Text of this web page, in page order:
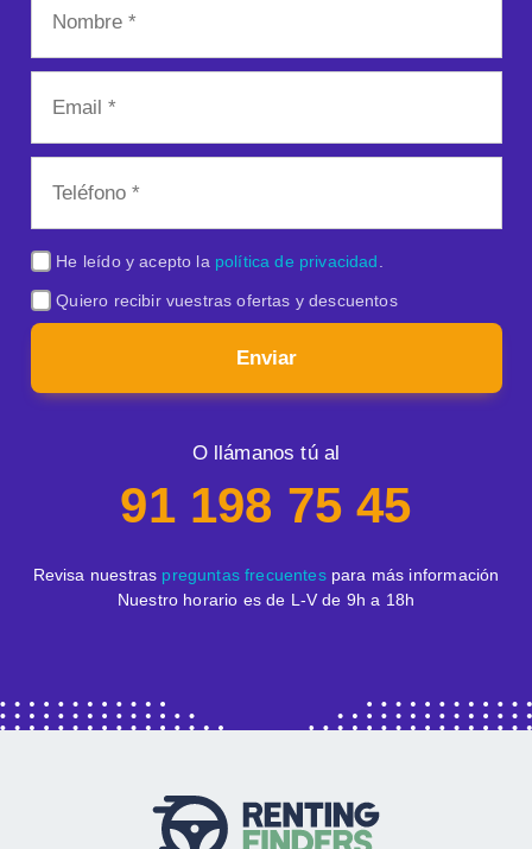
He leído y acepto la política de privacidad
Quiero recibir vuestras ofertas y descuentos
Enviar
O llámanos tú al
91 198 75 45
Revisa nuestras preguntas frecuentespara más información
Nuestro horario es de L-V de 9h a 18h